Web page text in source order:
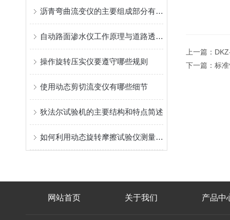
沥青弯曲流变仪的主要组成部分有哪些？
自动路面渗水仪工作原理与道路透水性能检测应用
操作旋转压实仪要遵守哪些规则
使用动态剪切流变仪有哪些细节
狄法尔试验机的主要结构和特点简述
如何利用动态旋转摩擦试验仪测量静摩擦系数与动摩擦系数的转变点？
上一篇：
下一篇： 标
网站首页 关于我们 产品中